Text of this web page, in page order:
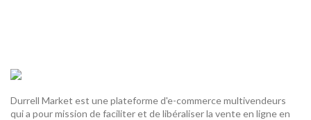
Durrell Market est une plateforme d'e-commerce multivendeurs
qui a pour mission de faciliter et de libéraliser la vente en ligne en